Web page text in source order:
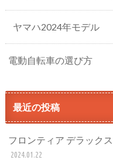
ヤマハ2024年モデル
電動自転車の選び方
最近の投稿
フロンティア デラック
2024.01.22